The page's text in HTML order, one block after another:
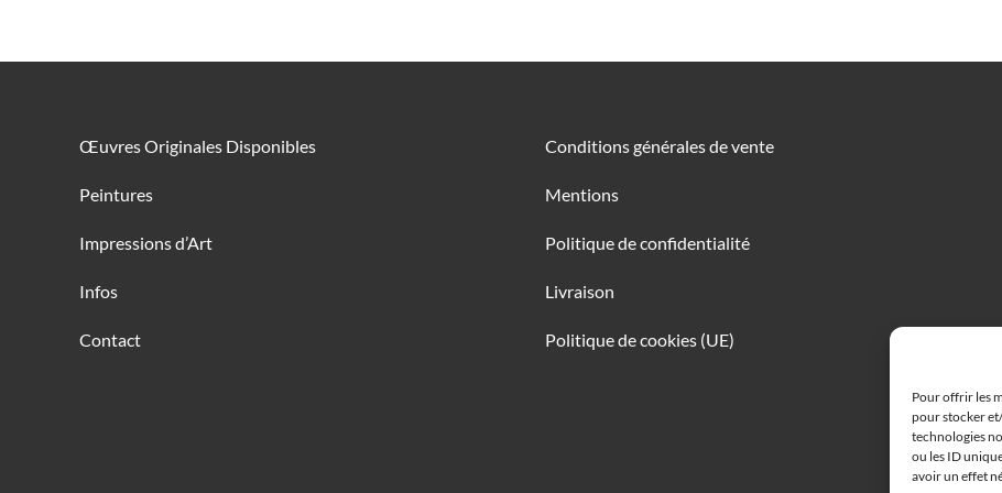
Pour offrir les
pour stocker
technologies
ou les ID
avoir un effet
Œuvres Originales Disponibles
Peintures
Impressions d’Art
Infos
Contact
Conditions générales de vente
Mentions
Politique de confidentialité
Livraison
Politique de cookies (UE)